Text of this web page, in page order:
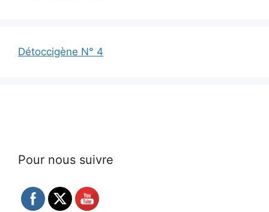
Détoccigène N° 4
Pour nous suivre